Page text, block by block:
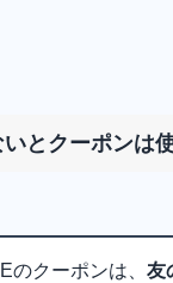
とクーポンは
のクーポンは、 友